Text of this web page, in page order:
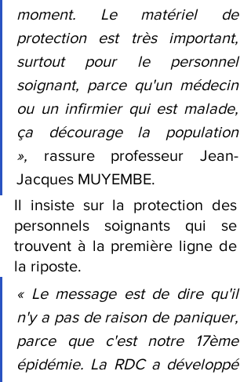
moment. Le matériel de
protection est très important,
surtout pour le personnel
soignant, parce qu'un médecin
ou un infirmier qui est malade,
ça décourage la population
», rassure professeur Jean-
Jacques MUYEMBE.
Il insiste sur la protection des
personnels soignants qui se
trouvent à la première ligne de
la riposte.
« Le message est de dire qu'il
n'y a pas de raison de paniquer,
parce que c'est notre 17ème
épidémie. La RDC a développé